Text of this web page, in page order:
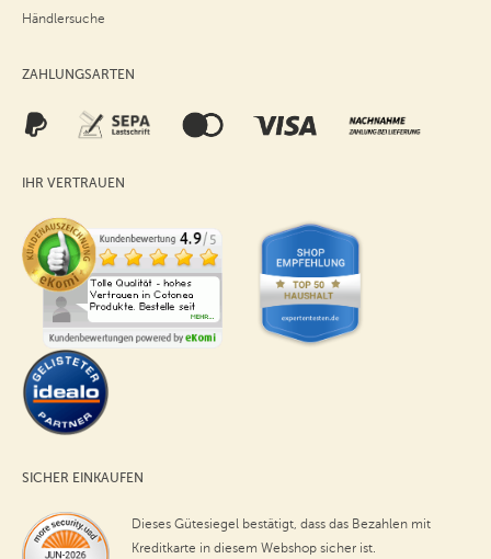
Händlersuche
ZAHLUNGSARTEN
IHR VERTRAUEN
SICHER EINKAUFEN
Dieses Gütesiegel bestätigt, dass das Bezahlen mit
Kreditkarte in diesem Webshop sicher ist.